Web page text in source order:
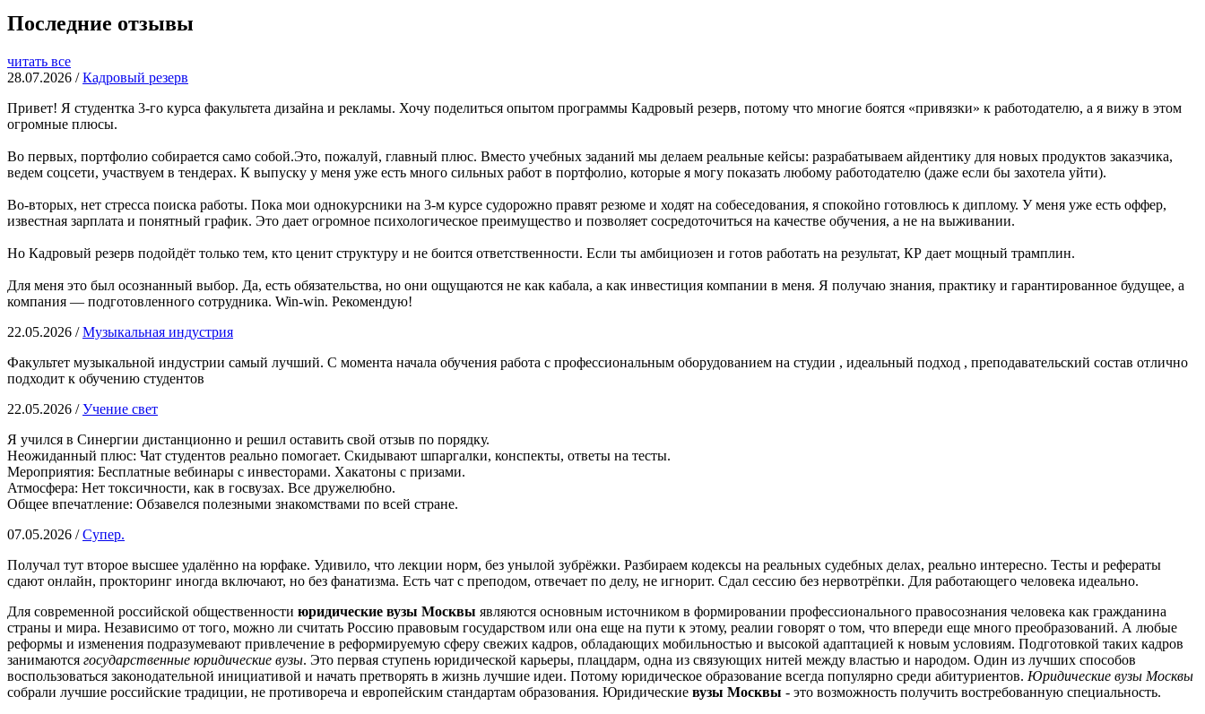
Последние отзывы
читать все
28.07.2026 /Кадровый резерв
Привет! Я студентка 3-го курса факультета дизайна и рекламы. Хочу поделиться опытом программы Кадровый резерв, потому что многие боятся «привязки» к работодателю, а я вижу в этом
огромные плюсы.
Во первых, портфолио собирается само собой.Это, пожалуй, главный плюс. Вместо учебных заданий мы делаем реальные кейсы: разрабатываем айдентику для новых продуктов заказчика,
ведем соцсети, участвуем в тендерах. К выпуску у меня уже есть много сильных работ в портфолио, которые я могу показать любому работодателю (даже если бы захотела уйти).
Во-вторых, нет стресса поиска работы. Пока мои однокурсники на 3-м курсе судорожно правят резюме и ходят на собеседования, я спокойно готовлюсь к диплому. У меня уже есть оффер,
известная зарплата и понятный график. Это дает огромное психологическое преимущество и позволяет сосредоточиться на качестве обучения, а не на выживании.
Но Кадровый резерв подойдёт только тем, кто ценит структуру и не боится ответственности. Если ты амбициозен и готов работать на результат, КР дает мощный трамплин.
Для меня это был осознанный выбор. Да, есть обязательства, но они ощущаются не как кабала, а как инвестиция компании в меня. Я получаю знания, практику и гарантированное будущее, а
компания — подготовленного сотрудника. Win-win. Рекомендую!
22.05.2026 /Музыкальная индустрия
Факультет музыкальной индустрии самый лучший. С момента начала обучения работа с профессиональным оборудованием на студии , идеальный подход , преподавательский состав отлично
подходит к обучению студентов
22.05.2026 /Учение свет
Я учился в Синергии дистанционно и решил оставить свой отзыв по порядку.
Неожиданный плюс: Чат студентов реально помогает. Скидывают шпаргалки, конспекты, ответы на тесты.
Мероприятия: Бесплатные вебинары с инвесторами. Хакатоны с призами.
Атмосфера: Нет токсичности, как в госвузах. Все дружелюбно.
Общее впечатление: Обзавелся полезными знакомствами по всей стране.
07.05.2026 /Супер.
Получал тут второе высшее удалённо на юрфаке. Удивило, что лекции норм, без унылой зубрёжки. Разбираем кодексы на реальных судебных делах, реально интересно. Тесты и рефераты
сдают онлайн, прокторинг иногда включают, но без фанатизма. Есть чат с преподом, отвечает по делу, не игнорит. Сдал сессию без нервотрёпки. Для работающего человека идеально.
Для современной российской общественности юридические вузы Москвы являются основным источником в формировании профессионального правосознания человека как гражданина
страны и мира. Независимо от того, можно ли считать Россию правовым государством или она еще на пути к этому, реалии говорят о том, что впереди еще много преобразований. А любые
реформы и изменения подразумевают привлечение в реформируемую сферу свежих кадров, обладающих мобильностью и высокой адаптацией к новым условиям. Подготовкой таких кадров
занимаются государственные юридические вузы. Это первая ступень юридической карьеры, плацдарм, одна из связующих нитей между властью и народом. Один из лучших способов
воспользоваться законодательной инициативой и начать претворять в жизнь лучшие идеи. Потому юридическое образование всегда популярно среди абитуриентов. Юридические вузы Москвы
собрали лучшие российские традиции, не противореча и европейским стандартам образования. Юридические вузы Москвы - это возможность получить востребованную специальность.